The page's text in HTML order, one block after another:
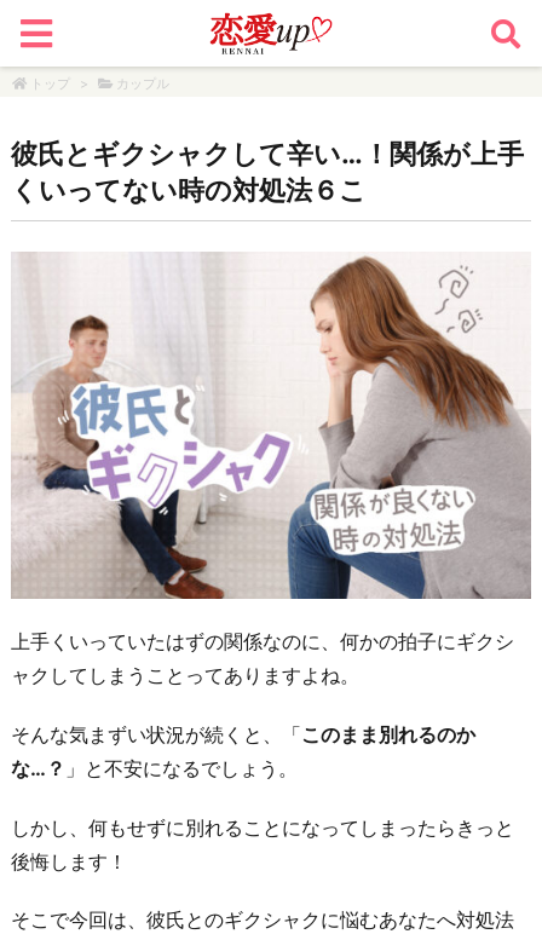
トップ > カップル
彼氏とギクシャクして辛い…！関係が上手
くいってない時の対処法６こ
上手くいっていたはずの関係なのに、何かの拍子にギクシ
ャクしてしまうことってありますよね。
そんな気まずい状況が続くと、「このまま別れるのか
な…？ 」と不安になるでしょう。
しかし、何もせずに別れることになってしまったらきっと
後悔します！
そこで今回は、彼氏とのギクシャクに悩むあなたへ対処法